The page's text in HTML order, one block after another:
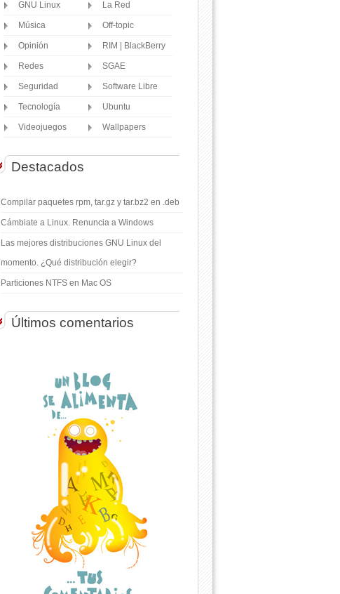
GNU Linux La Red
Música Off-topic
Opinión RIM | BlackBerry
Redes SGAE
Seguridad Software Libre
Tecnología Ubuntu
Videojuegos Wallpapers
Destacados
Compilar paquetes rpm, tar.gz y tar.bz2 en .deb
Cámbiate a Linux. Renuncia a Windows
Las mejores distribuciones GNU Linux del
momento. ¿Qué distribución elegir?
Particiones NTFS en Mac OS
Últimos comentarios